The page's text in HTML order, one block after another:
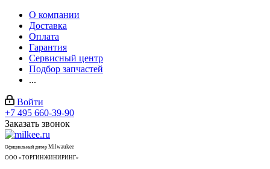
О компании
Доставка
Оплата
Гарантия
Сервисный центр
Подбор запчастей
...
Войти
+7 495 660-39-90
Заказать звонок
Официальный дилер Milwaukee
ООО «ТОРГИНЖИНИРИНГ»